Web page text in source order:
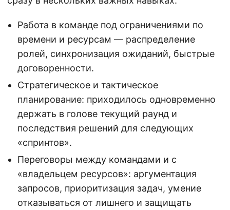
Работа в команде под ограничениями по
времени и ресурсам — распределение
ролей, синхронизация ожиданий, быстрые
договоренности.
Стратегическое и тактическое
планирование: приходилось одновременно
держать в голове текущий раунд и
последствия решений для следующих
«спринтов».
Переговоры между командами и с
«владельцем ресурсов»: аргументация
запросов, приоритизация задач, умение
отказываться от лишнего и защищать